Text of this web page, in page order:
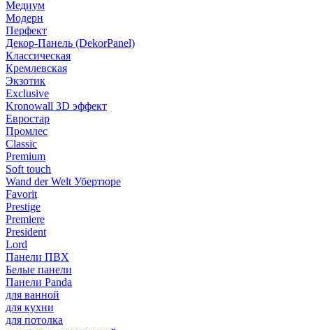
Медиум
Модерн
Перфект
Декор-Панель (DekorPanel)
Классическая
Кремлевская
Экзотик
Exclusive
Kronowall 3D эффект
Евростар
Промлес
Classic
Premium
Soft touch
Wand der Welt Убертюре
Favorit
Prestige
Premiere
President
Lord
Панели ПВХ
Белые панели
Панели Panda
для ванной
для кухни
для потолка